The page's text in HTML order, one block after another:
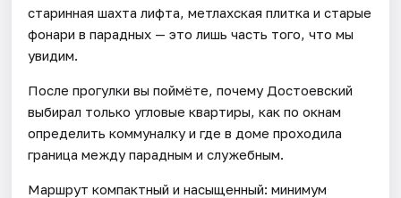
старинная шахта лифта, метлахская плитка и старые
фонари в парадных — это лишь часть того, что мы
увидим.
После прогулки вы поймёте, почему Достоевский
выбирал только угловые квартиры, как по окнам
определить коммуналку и где в доме проходила
граница между парадным и служебным.
Маршрут компактный и насыщенный: минимум